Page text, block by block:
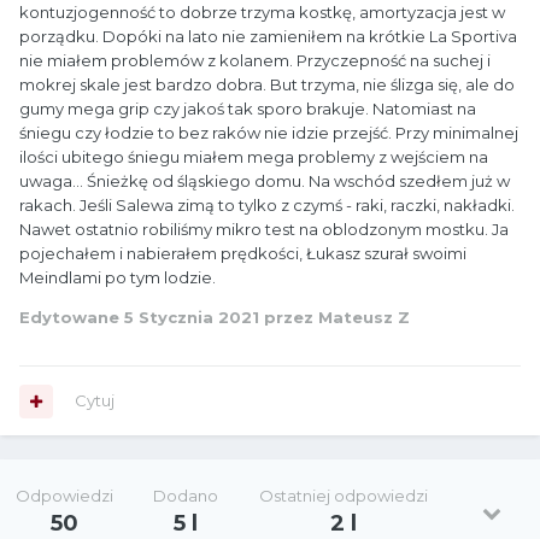
kontuzjogenność to dobrze trzyma kostkę, amortyzacja jest w
porządku. Dopóki na lato nie zamieniłem na krótkie La Sportiva
nie miałem problemów z kolanem. Przyczepność na suchej i
mokrej skale jest bardzo dobra. But trzyma, nie ślizga się, ale do
gumy mega grip czy jakoś tak sporo brakuje. Natomiast na
śniegu czy łodzie to bez raków nie idzie przejść. Przy minimalnej
ilości ubitego śniegu miałem mega problemy z wejściem na
uwaga... Śnieżkę od śląskiego domu. Na wschód szedłem już w
rakach. Jeśli Salewa zimą to tylko z czymś - raki, raczki, nakładki.
Nawet ostatnio robiliśmy mikro test na oblodzonym mostku. Ja
pojechałem i nabierałem prędkości, Łukasz szurał swoimi
Meindlami po tym lodzie.
Edytowane 5 Stycznia 2021 przez Mateusz Z
Cytuj
Odpowiedzi
50
Dodano
5 l
Ostatniej odpowiedzi
2 l